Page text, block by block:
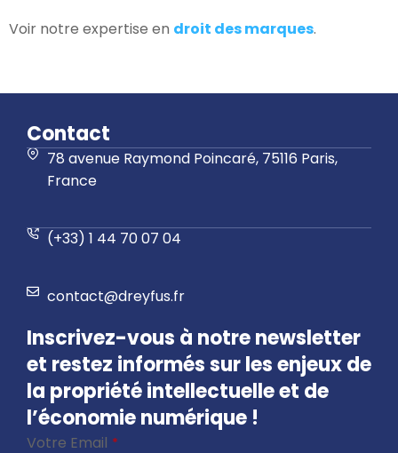
Voir notre expertise en droit des marques.
Contact
78 avenue Raymond Poincaré, 75116 Paris,
France
(+33) 1 44 70 07 04
contact@dreyfus.fr
Inscrivez-vous à notre newsletter
et restez informés sur les enjeux de
la propriété intellectuelle et de
l’économie numérique !
Votre Email *